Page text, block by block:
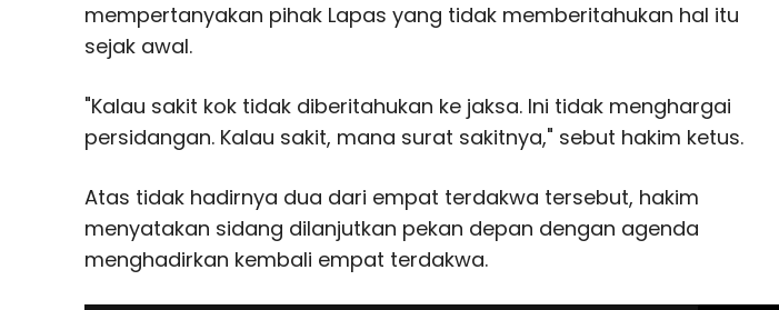
mempertanyakan pihak Lapas yang tidak memberitahukan hal itu
sejak awal.
"Kalau sakit kok tidak diberitahukan ke jaksa. Ini tidak menghargai
persidangan. Kalau sakit, mana surat sakitnya," sebut hakim ketus.
Atas tidak hadirnya dua dari empat terdakwa tersebut, hakim
menyatakan sidang dilanjutkan pekan depan dengan agenda
menghadirkan kembali empat terdakwa.